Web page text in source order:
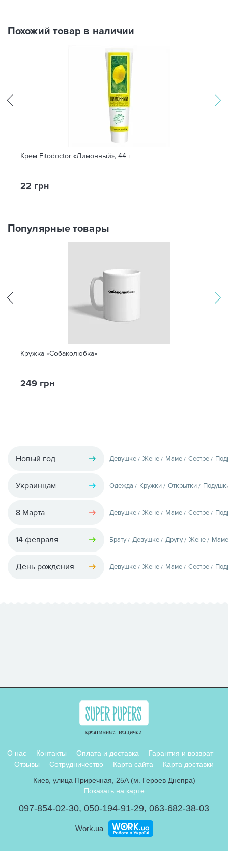
Похожий товар в наличии
Крем Fitodoctor «Лимонный», 44 г
22 грн
Популярные товары
Кружка «Собаколюбка»
249 грн
Новый год Девушке Жене Маме Сестре
Украинцам Одежда Кружки Открытки
8 Марта Девушке Жене Маме Сестре
14 февраля Брату Девушке Другу Жене Маме
День рождения Девушке Жене Маме Сестре
О нас Контакты Оплата и доставка
Гарантия и возврат
Отзывы
Сотрудничество Карта сайта
Карта доставки
Киев, улица Приречная, 25А (м. Героев Днепра)
Показать на карте
097-854-02-30, 050-194-91-29, 063-682-38-03
Work.ua